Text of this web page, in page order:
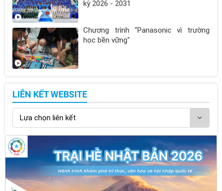
kỳ 2026 - 2031
Chương trình "Panasonic vì trường
học bền vững"
LIÊN KẾT WEBSITE